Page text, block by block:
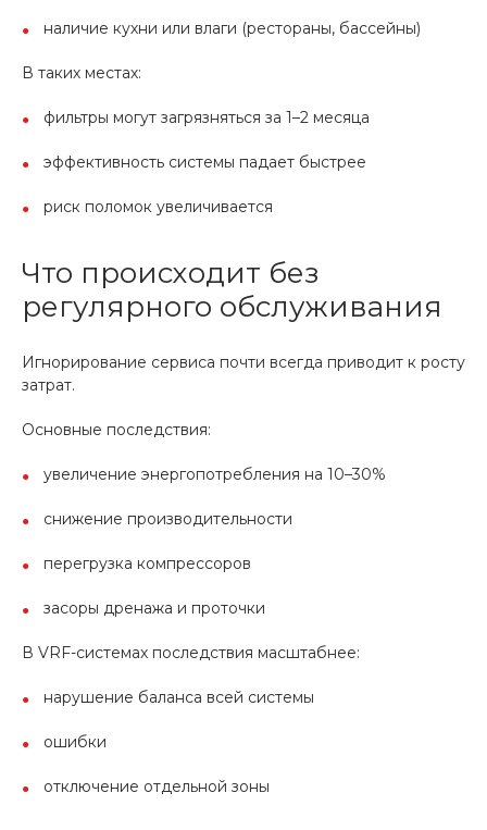
наличие кухни или влаги (рестораны, бассейны)
В таких местах:
фильтры могут загрязняться за 1–2 месяца
эффективность системы падает быстрее
риск поломок увеличивается
Что происходит без
регулярного обслуживания
Игнорирование сервиса почти всегда приводит к росту
затрат.
Основные последствия:
увеличение энергопотребления на 10–30%
снижение производительности
перегрузка компрессоров
засоры дренажа и проточки
В VRF-системах последствия масштабнее:
нарушение баланса всей системы
ошибки
отключение отдельной зоны